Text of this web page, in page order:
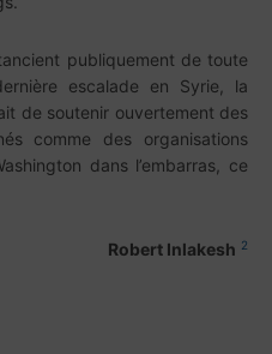
publiquement de toute
escalade en Syrie, la
de soutenir ouvertement des
comme des organisations
dans l’embarras, ce
Robert Inlakesh 2